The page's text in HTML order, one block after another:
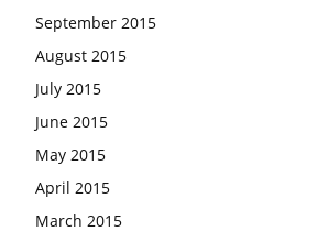
September 2015
August 2015
July 2015
June 2015
May 2015
April 2015
March 2015